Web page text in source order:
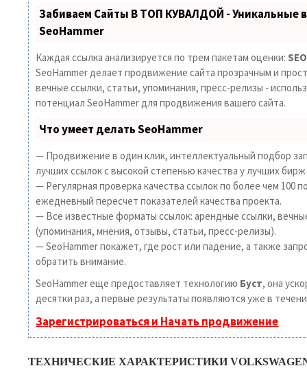
Забиваем Сайты В ТОП КУВАЛДОЙ - Уникальные
SeoHammer
Каждая ссылка анализируется по трем пакетам оценки:
SeoHammer делает продвижение сайта прозрачным и
вечные ссылки, статьи, упоминания, пресс-релизы -
потенциал SeoHammer для продвижения вашего сайта.
Что умеет делать SeoHammer
— Продвижение в один клик, интеллектуальный подбор
лучших ссылок с высокой степенью качества у лучших
— Регулярная проверка качества ссылок по более чем 100
ежедневный пересчет показателей качества проекта.
— Все известные форматы ссылок: арендные ссылки,
(упоминания, мнения, отзывы, статьи, пресс-релизы).
— SeoHammer покажет, где рост или падение, а также
обратить внимание.
SeoHammer еще предоставляет технологию Буст, она
десятки раз, а первые результаты появляются уже в
Зарегистрироваться и Начать продвижение
ТЕХНИЧЕСКИЕ ХАРАКТЕРИСТИКИ VOLKSWAGEN